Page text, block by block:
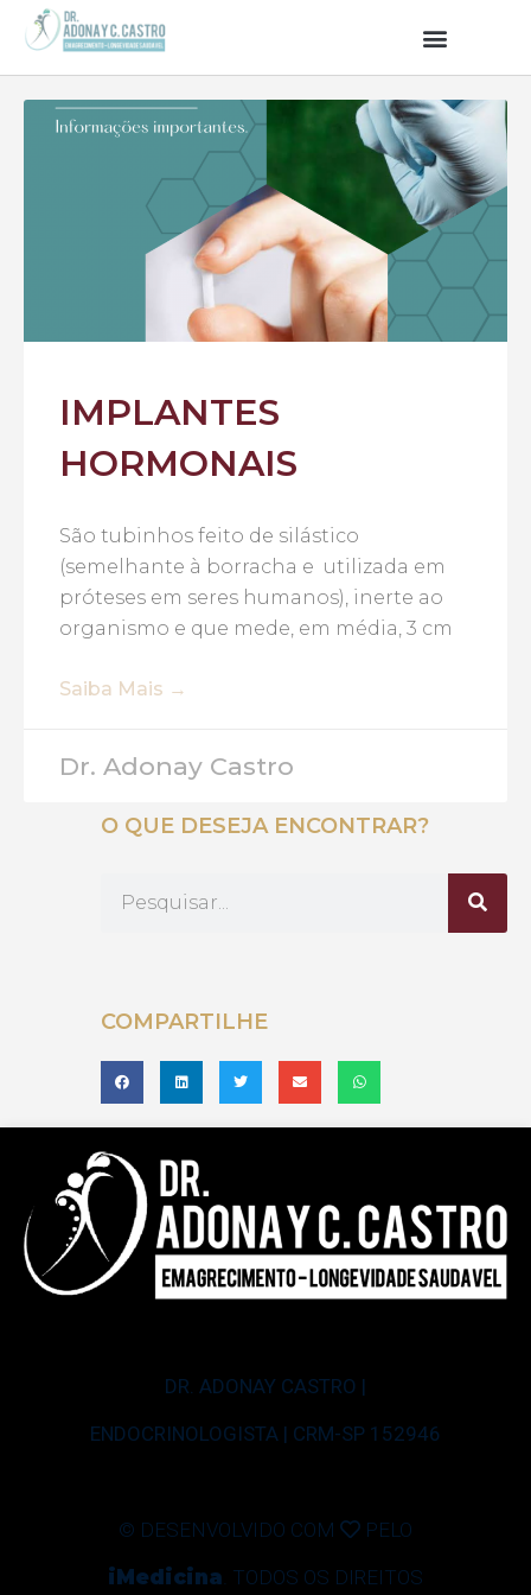
IMPLANTES
HORMONAIS
São tubinhos feito de silástico
(semelhante à borracha e utilizada em
próteses em seres humanos), inerte ao
organismo e que mede, em média, 3 cm
Saiba Mais →
Dr. Adonay Castro
O QUE DESEJA ENCONTRAR?
COMPARTILHE
DR. ADONAY CASTRO |
ENDOCRINOLOGISTA | CRM-SP 152946
© DESENVOLVIDO COM
PELO
iMedicina . TODOS OS DIREITOS